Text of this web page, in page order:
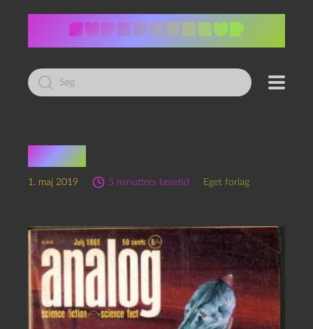
Led
efter:
1. MAJ
1. maj 2019 5 minutters læsetid Eget forlag